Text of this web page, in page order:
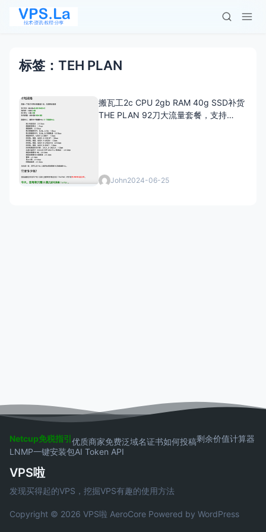
标签：TEH PLAN
搬瓦工2c CPU 2gb RAM 40g SSD补货
THE PLAN 92刀大流量套餐，支持
John2024-06-25
Netcup免税指引优质商家免费泛域名证书如何投稿剩余价值计算器
LNMP一键安装包AI Token API
VPS啦
发现买得起的VPS，挖掘VPS有趣的使用方法
Copyright © 2026 VPS啦 AeroCore Powered by WordPress